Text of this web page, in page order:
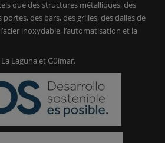
que des structures métalliques, des
portes, des bars, des grilles, des dalles de
inoxydable, l’automatisation et la
Laguna et Güímar.